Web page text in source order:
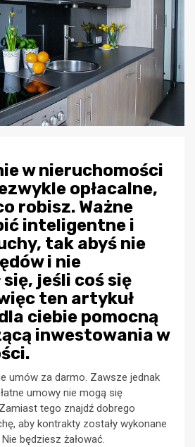
w nieruchomości
opłacalne,
robisz. Ważne
inteligentne i
tak abyś nie
i nie
jeśli coś się
ten artykuł
ciebie pomocną
inwestowania w
umów za darmo. Zawsze jednak
umowy nie mogą się
tego znajdź dobrego
aby kontrakty zostały wykonane
będziesz żałować.